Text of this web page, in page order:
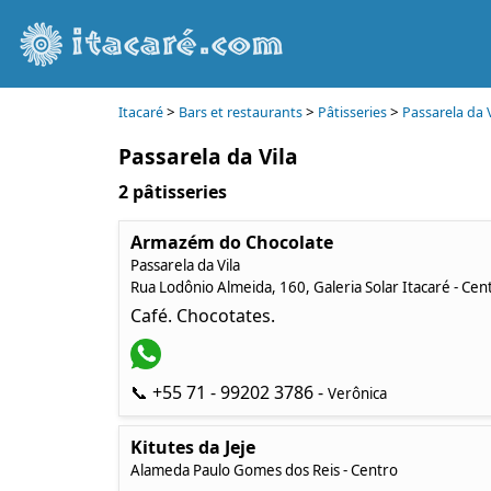
Itacaré> Bars et restaurants> Pâtisseries> Passarela da
Passarela da Vila
2 pâtisseries
Armazém do Chocolate
Passarela da Vila
Rua Lodônio Almeida, 160, Galeria Solar Itacaré -
Café. Chocotates.
📞 +55 71 - 99202 3786 - Verônica
Kitutes da Jeje
Alameda Paulo Gomes dos Reis - Centro